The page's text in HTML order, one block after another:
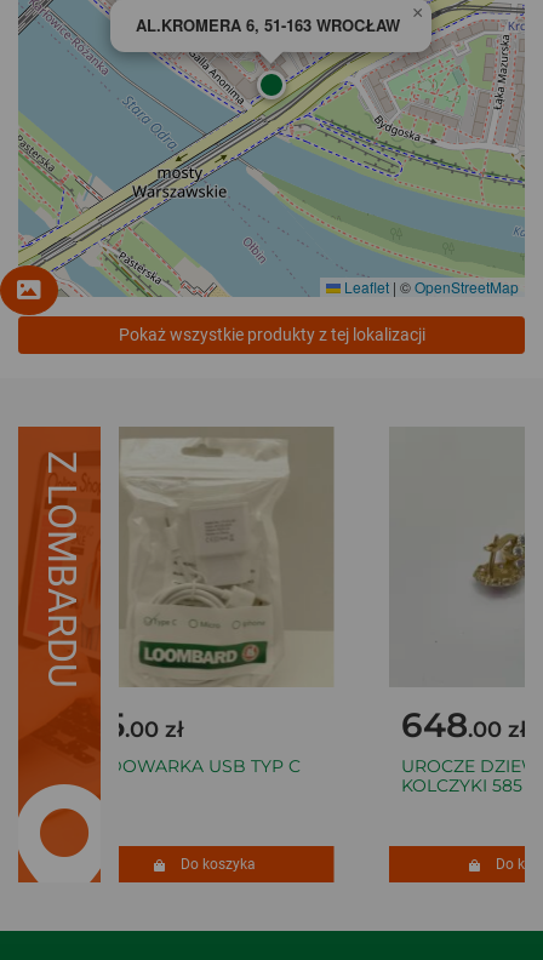
AL.KROMERA 6, 51-163 WROCŁAW
×
Leaflet | ©OpenStreetMap
Pokaż wszystkie produkty z tej lokalizacji
Z LOMBARDU
.00 zł
ŁADOWARKA USB TYP C
2A
Do koszyka
648.00 zł
UROCZE
KOLCZYKI 585
Do